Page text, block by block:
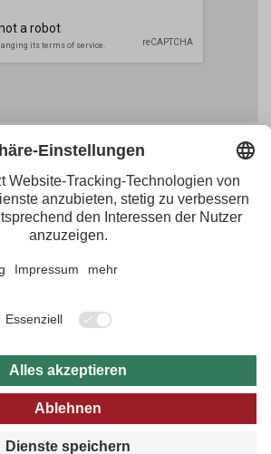
Tirol Werbung
Straße 55 · 6020 Innsbruck
656· presse@tirol.at
Impressum
Barrierefreiheitserklärung
FAQs
B2B
Datenschutz Einstellungen
Instagram